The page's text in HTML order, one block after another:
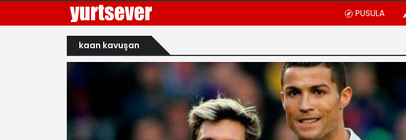
PUSULA
kaan kavuşan